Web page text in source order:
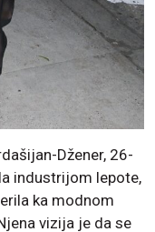
Džener, 26-
industrijom lepote,
ka modnom
vizija je da se